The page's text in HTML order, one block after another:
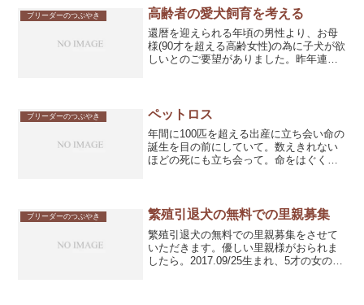
で。・両親犬の生活環境によって虐待の
有無(狭いケージに入れっ...
ブリーダーのつぶやき 高齢者の愛犬飼育を考える
還暦を迎えられる年頃の男性より、お母
様(90才を超える高齢女性)の為に子犬が欲
しいとのご要望がありました。昨年連れ
とんどしなくなり、...
ブリーダーのつぶやき ペットロス
年間に100匹を超える出産に立ち会い命の
誕生を目の前にしていて。数えきれない
ほどの死にも立ち会って。命をはぐくむ
いますが。久しぶりに来...
ブリーダーのつぶやき 繁殖引退犬の無料での里親募集
繁殖引退犬の無料での里親募集をさせて
いただきます。優しい里親様がおられま
したら。2017.09/25生まれ、5才の女の子